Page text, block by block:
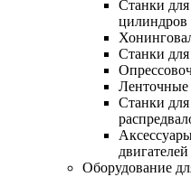
Станки
цилиндров
Станки
Ленточные
Станки для
двигателей
Оборудование